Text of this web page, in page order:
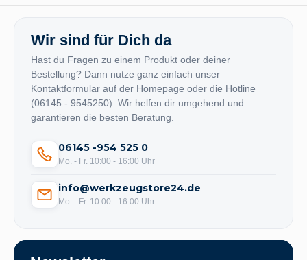
Wir sind für Dich da
Hast du Fragen zu einem Produkt oder deiner
Bestellung? Dann nutze ganz einfach unser
Kontaktformular auf der Homepage oder die Hotline
(06145 - 9545250). Wir helfen dir umgehend und
garantieren die besten Beratung.
06145 -954 525 0
Mo. - Fr. 10:00 - 16:00 Uhr
info@werkzeugstore24.de
Mo. - Fr. 10:00 - 16:00 Uhr